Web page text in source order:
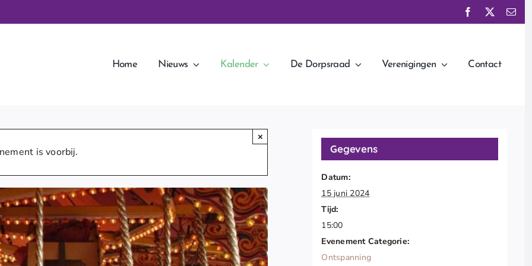
Home Nieuws Kalender De Dorpsraad Verenigingen Contact
is voorbij.
×
Gegevens
Datum:
15 juni 2024
Tijd:
15:00
Evenement Categorie:
Ontspanning